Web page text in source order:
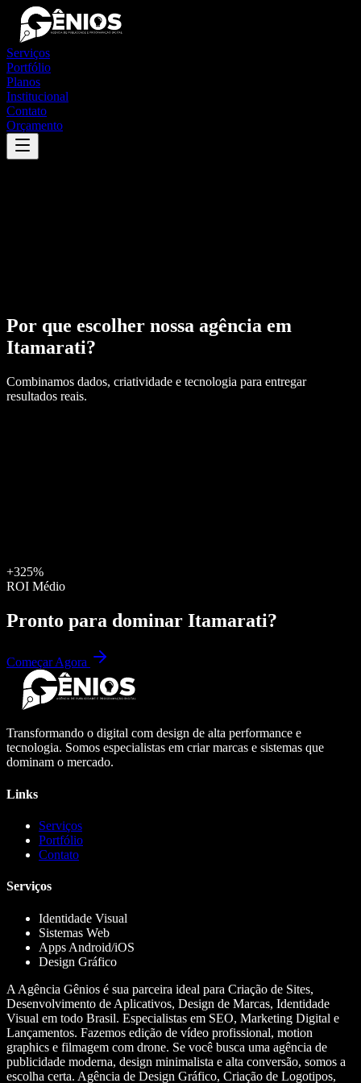
Serviços
Portfólio
Planos
Institucional
Contato
Orçamento
Por que escolher nossa agência em
Itamarati?
Combinamos dados, criatividade e tecnologia para entregar
resultados reais.
+325%
ROI Médio
Pronto para dominar Itamarati?
Começar Agora
Transformando o digital com design de alta performance e
tecnologia. Somos especialistas em criar marcas e sistemas que
dominam o mercado.
Links
Serviços
Portfólio
Contato
Serviços
Identidade Visual
Sistemas Web
Apps Android/iOS
Design Gráfico
A Agência Gênios é sua parceira ideal para Criação de Sites,
Desenvolvimento de Aplicativos, Design de Marcas, Identidade
Visual em todo Brasil. Especialistas em SEO, Marketing Digital e
Lançamentos. Fazemos edição de vídeo profissional, motion
graphics e filmagem com drone. Se você busca uma agência de
publicidade moderna, design minimalista e alta conversão, somos a
escolha certa. Agência de Design Gráfico, Criação de Logotipos,